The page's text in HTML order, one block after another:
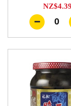
NZ$4.39
0